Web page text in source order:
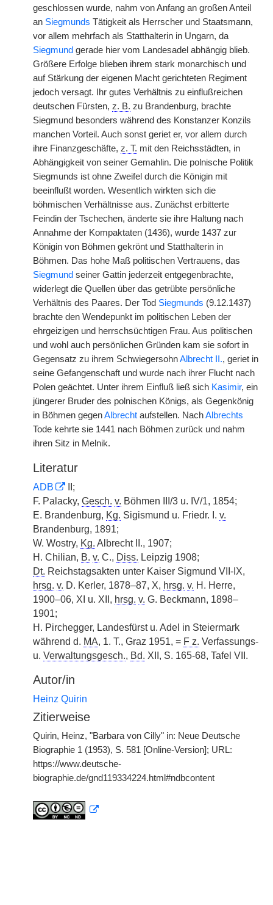
geschlossen wurde, nahm von Anfang an großen Anteil
an Siegmunds Tätigkeit als Herrscher und Staatsmann,
vor allem mehrfach als Statthalterin in Ungarn, da
Siegmund gerade hier vom Landesadel abhängig blieb.
Größere Erfolge blieben ihrem stark monarchisch und
auf Stärkung der eigenen Macht gerichteten Regiment
jedoch versagt. Ihr gutes Verhältnis zu einflußreichen
deutschen Fürsten, z. B. zu Brandenburg, brachte
Siegmund besonders während des Konstanzer Konzils
manchen Vorteil. Auch sonst geriet er, vor allem durch
ihre Finanzgeschäfte, z. T. mit den Reichsstädten, in
Abhängigkeit von seiner Gemahlin. Die polnische Politik
Siegmunds ist ohne Zweifel durch die Königin mit
beeinflußt worden. Wesentlich wirkten sich die
böhmischen Verhältnisse aus. Zunächst erbitterte
Feindin der Tschechen, änderte sie ihre Haltung nach
Annahme der Kompaktaten (1436), wurde 1437 zur
Königin von Böhmen gekrönt und Statthalterin in
Böhmen. Das hohe Maß politischen Vertrauens, das
Siegmund seiner Gattin jederzeit entgegenbrachte,
widerlegt die Quellen über das getrübte persönliche
Verhältnis des Paares. Der Tod Siegmunds (9.12.1437)
brachte den Wendepunkt im politischen Leben der
ehrgeizigen und herrschsüchtigen Frau. Aus politischen
und wohl auch persönlichen Gründen kam sie sofort in
Gegensatz zu ihrem SchwiegersohnAlbrecht II., geriet in
seine Gefangenschaft und wurde nach ihrer Flucht nach
Polen geächtet. Unter ihrem Einfluß ließ sich Kasimir, ein
jüngerer Bruder des polnischen Königs, als Gegenkönig
in Böhmen gegenAlbrecht aufstellen. NachAlbrechts
Tode kehrte sie 1441 nach Böhmen zurück und nahm
ihren Sitz in Melnik.
Literatur
ADB
II;
F. Palacky, Gesch. v. Böhmen III/3 u. IV/1, 1854;
E. Brandenburg, Kg. Sigismund u. Friedr. I. v.
Brandenburg, 1891;
W. Wostry, Kg. Albrecht II., 1907;
H. Chilian, B. v. C., Diss. Leipzig 1908;
Dt. Reichstagsakten unter Kaiser Sigmund VII-IX,
hrsg. v. D. Kerler, 1878–87, X, hrsg. v. H. Herre,
1900–06, XI u. XII, hrsg. v. G. Beckmann, 1898–
1901;
H. Pirchegger, Landesfürst u. Adel in Steiermark
während d. MA, 1. T., Graz 1951, = F z. Verfassungs-
u. Verwaltungsgesch., Bd. XII, S. 165-68, Tafel VII.
Autor/in
Heinz Quirin
Zitierweise
Quirin, Heinz, "Barbara von Cilly" in: Neue Deutsche
Biographie 1 (1953), S. 581 [Online-Version]; URL:
https://www.deutsche-
biographie.de/gnd119334224.html#ndbcontent